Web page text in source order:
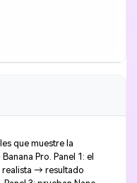
que muestre la
Pro. Panel 1: el
realista → resultado